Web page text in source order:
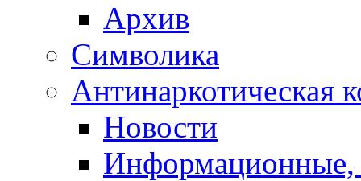
Архив
Символика
Антинаркотическая
Новости
Информационные,